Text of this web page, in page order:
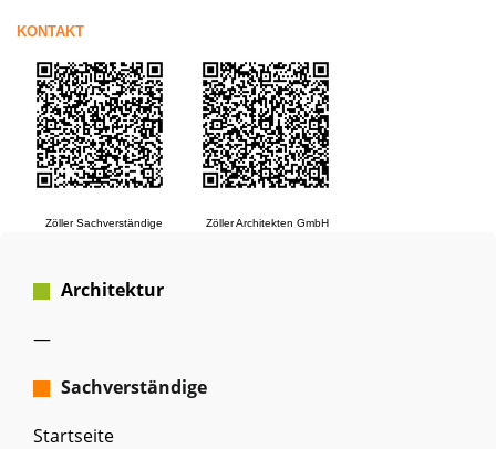
KONTAKT
Zöller Sachverständige Zöller Architekten GmbH
Architektur
—
Sachverständige
Startseite